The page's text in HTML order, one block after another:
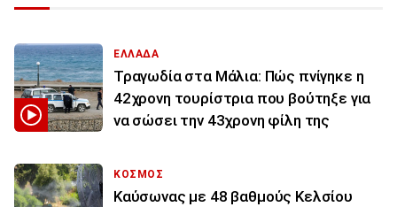
ΕΛΛΑΔΑ
Τραγωδία στα Μάλια: Πώς πνίγηκε η
42χρονη τουρίστρια που βούτηξε για
να σώσει την 43χρονη φίλη της
ΚΟΣΜΟΣ
Καύσωνας με 48 βαθμούς Κελσίου